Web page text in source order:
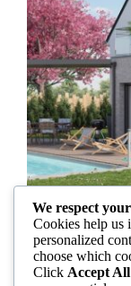
Faire Construire
de Vie Idéal
c’est faire le
We respect
Cookies help us
personalized
choose which
Click Accept All